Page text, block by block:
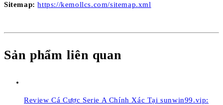
Sitemap: https://kemollcs.com/sitemap.xml
Sản phẩm liên quan
Review Cá Cược Serie A Chính Xác Tại sunwin99.vip: